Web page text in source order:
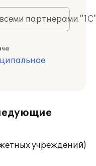
партнерами
учреждений)